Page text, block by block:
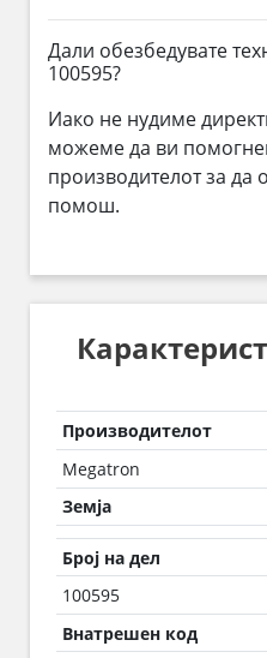
Дали обезбедувате
100595?
Иако не нудиме
можеме да ви
производителот за да
помош.
Производителот
Megatron
Земја
Број на дел
100595
Внатрешен код